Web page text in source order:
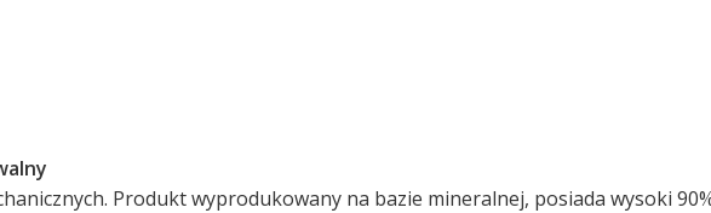
Produkt wyprodukowany na bazie mineralnej, posiada wysoki